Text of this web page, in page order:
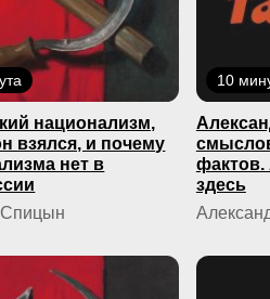
национализм,
взялся, и почему
нет в
Спицын
10
фактов.
здесь